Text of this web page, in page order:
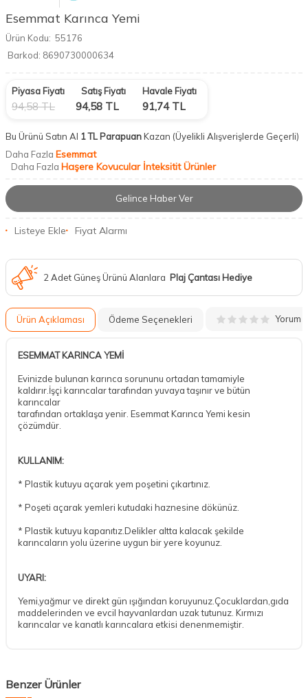
Esemmat Karınca Yemi
Ürün Kodu: 55176
Barkod: 8690730000634
Piyasa Fiyatı
94,58TL
Satış Fiyatı
94,58 TL
Havale Fiyatı
91,74TL
Bu Ürünü Satın Al 1 TL ParapuanKazan (Üyelikli Alışverişlerde Geçerli)
Daha Fazla Esemmat
Daha Fazla Haşere Kovucular İnteksitit Ürünler
Gelince Haber Ver
Listeye Ekle Fiyat Alarmı
2 Adet Güneş Ürünü Alanlara Plaj Çantası Hediye
Ürün Açıklaması Ödeme Seçenekleri Yorum
ESEMMAT KARINCA YEMİ
Evinizde bulunan karınca sorununu ortadan tamamiyle
kaldırır.İşçi karıncalar tarafından yuvaya taşınır ve bütün
karıncalar
tarafından ortaklaşa yenir. Esemmat Karınca Yemi kesin
çözümdür.
KULLANIM:
* Plastik kutuyu açarak yem poşetini çıkartınız.
* Poşeti açarak yemleri kutudaki haznesine dökünüz.
* Plastik kutuyu kapanıtız.Delikler altta kalacak şekilde
karıncaların yolu üzerine uygun bir yere koyunuz.
UYARI:
Yemi,yağmur ve direkt gün ışığından koruyunuz.Çocuklardan,gıda
maddelerinden ve evcil hayvanlardan uzak tutunuz. Kırmızı
karıncalar ve kanatlı karıncalara etkisi denenmemiştir.
Benzer Ürünler